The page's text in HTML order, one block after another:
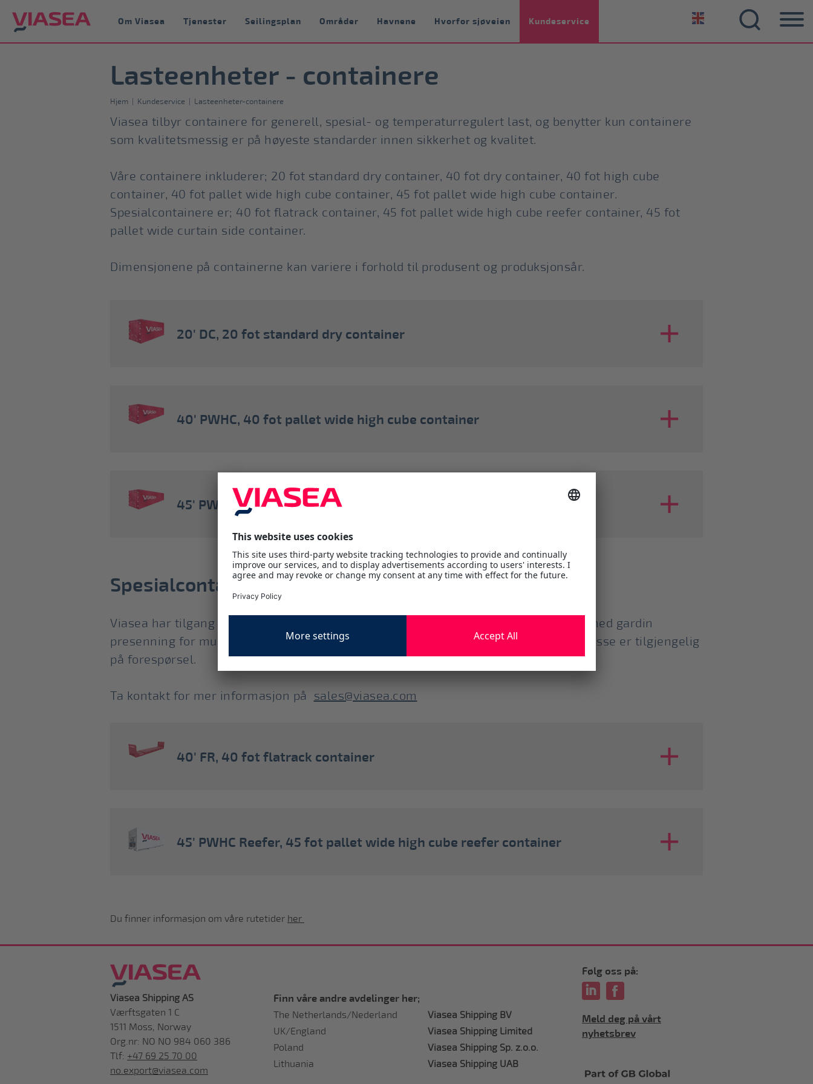
Om Viasea Tjenester Seilingsplan Områder Havnene Hvorfor sjøveien Kundeservice
Lasteenheter - containere
Hjem | Kundeservice | Lasteenheter-containere
Viasea tilbyr containere for generell, spesial- og temperaturregulert last, og benytter kun containere
som kvalitetsmessig er på høyeste standarder innen sikkerhet og kvalitet.
Våre containere inkluderer; 20 fot standard dry container, 40 fot dry container, 40 fot high cube
container, 40 fot pallet wide high cube container, 45 fot pallet wide high cube container.
Spesialcontainere er; 40 fot flatrack container, 45 fot pallet wide high cube reefer container, 45 fot
pallet wide curtain side container.
Dimensjonene på containerne kan variere i forhold til produsent og produksjonsår.
20' DC, 20 fot standard dry container
40' PWHC, 40 fot pallet wide high cube container
45' PWHC, 45 fot pallet wide high cube container
Spesialcontainere
Viasea har tilgang på spesialutstyr, i utgangspunktet reefer, flatrack og containere med gardin
presenning for mulighet for sidelasting, og for gods utenom standard mål og vekt. Disse er tilgjengelig
på forespørsel.
Ta kontakt for mer informasjon på sales@viasea.com
40' FR, 40 fot flatrack container
45' PWHC Reefer, 45 fot pallet wide high cube reefer container
Du finner informasjon om våre rutetider her
Viasea Shipping AS
Værftsgaten 1 C
1511 Moss, Norway
Org.nr: NO NO 984 060 386
Tlf: +47 69 25 70 00
no.export@viasea.com
Finn våre andre avdelinger her;
The Netherlands/Nederland
Viasea Shipping BV
UK/England
Viasea Shipping Limited
Poland
Viasea Shipping Sp. z.o.o.
Lithuania
Viasea Shipping UAB
Følg oss på:
Meld deg på vårt
nyhetsbrev